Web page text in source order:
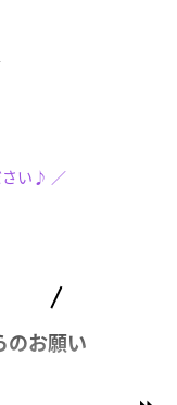
さい♪ ／
のお願い